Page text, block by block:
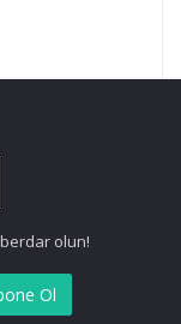
olun!
Ol